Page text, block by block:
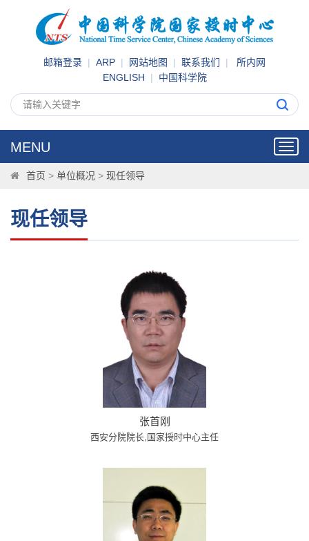
邮箱登录 | ARP | 网站地图 | 联系我们 | 所内网
ENGLISH | 中国科学院
MENU
首页 > 单位概况 > 现任领导
现任领导
张首刚
西安分院院长,国家授时中心主任